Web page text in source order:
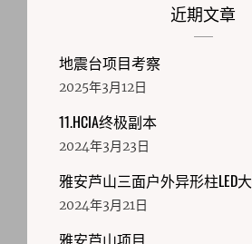
近期文章
地震台项目考察
2025年3月12日
11.HCIA终极副本
2024年3月23日
雅安芦山三面户外异形柱LED
2024年3月21日
雅安芦山项目